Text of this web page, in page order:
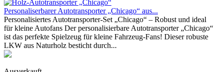
Personaliserbarer Autotransporter „Chicago“ aus...
Personalisiertes Autotransporter-Set „Chicago“ – Robust und ideal
für kleine Autofans Der personalisierbare Autotransporter „Chicago“
ist das perfekte Spielzeug für kleine Fahrzeug-Fans! Dieser robuste
LKW aus Naturholz besticht durch...